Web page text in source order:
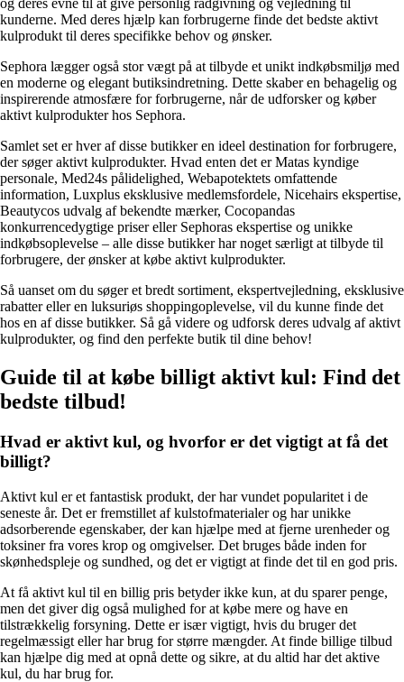
og deres evne til at give personlig rådgivning og vejledning til
kunderne. Med deres hjælp kan forbrugerne finde det bedste aktivt
kulprodukt til deres specifikke behov og ønsker.
Sephora lægger også stor vægt på at tilbyde et unikt indkøbsmiljø med
en moderne og elegant butiksindretning. Dette skaber en behagelig og
inspirerende atmosfære for forbrugerne, når de udforsker og køber
aktivt kulprodukter hos Sephora.
Samlet set er hver af disse butikker en ideel destination for forbrugere,
der søger aktivt kulprodukter. Hvad enten det er Matas kyndige
personale, Med24s pålidelighed, Webapotektets omfattende
information, Luxplus eksklusive medlemsfordele, Nicehairs ekspertise,
Beautycos udvalg af bekendte mærker, Cocopandas
konkurrencedygtige priser eller Sephoras ekspertise og unikke
indkøbsoplevelse – alle disse butikker har noget særligt at tilbyde til
forbrugere, der ønsker at købe aktivt kulprodukter.
Så uanset om du søger et bredt sortiment, ekspertvejledning, eksklusive
rabatter eller en luksuriøs shoppingoplevelse, vil du kunne finde det
hos en af disse butikker. Så gå videre og udforsk deres udvalg af aktivt
kulprodukter, og find den perfekte butik til dine behov!
Guide til at købe billigt aktivt kul: Find det
bedste tilbud!
Hvad er aktivt kul, og hvorfor er det vigtigt at få det
billigt?
Aktivt kul er et fantastisk produkt, der har vundet popularitet i de
seneste år. Det er fremstillet af kulstofmaterialer og har unikke
adsorberende egenskaber, der kan hjælpe med at fjerne urenheder og
toksiner fra vores krop og omgivelser. Det bruges både inden for
skønhedspleje og sundhed, og det er vigtigt at finde det til en god pris.
At få aktivt kul til en billig pris betyder ikke kun, at du sparer penge,
men det giver dig også mulighed for at købe mere og have en
tilstrækkelig forsyning. Dette er især vigtigt, hvis du bruger det
regelmæssigt eller har brug for større mængder. At finde billige tilbud
kan hjælpe dig med at opnå dette og sikre, at du altid har det aktive
kul, du har brug for.